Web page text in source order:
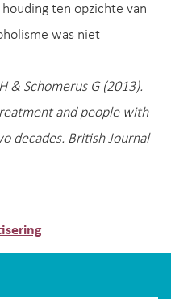
ten opzichte van
was niet
& Schomerus G (2013).
and people with
decades. British Journal